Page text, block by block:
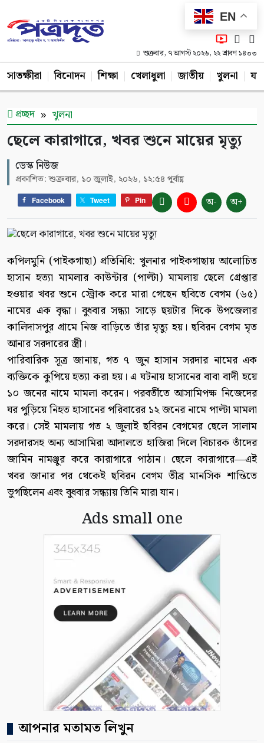
EN
শুক্রবার, ৭ আগস্ট ২০২৬, ২২ শ্রাবণ ১৪৩৩
সাতক্ষীরা বিনোদন শিক্ষা খেলাধুলা জাতীয় খুলনা
প্রচ্ছদ খুলনা
ছেলে কারাগারে, খবর শুনে মায়ের মৃত্যু
ডেস্ক নিউজ
প্রকাশিত: শুক্রবার, ১০ জুলাই, ২০২৬, ১২:৫৪ পূর্বাহ্ণ
Facebook Tweet Pin অ- অ+
কপিলমুনি (পাইকগাছা) প্রতিনিধি: খুলনার পাইকগাছায় আলোচিত
হাসান হত্যা মামলার কাউন্টার (পাল্টা) মামলায় ছেলে গ্রেপ্তার
হওয়ার খবর শুনে স্ট্রোক করে মারা গেছেন ছবিতে বেগম (৬৫)
নামের এক বৃদ্ধা। বুধবার সন্ধ্যা সাড়ে ছয়টার দিকে উপজেলার
কালিদাসপুর গ্রামে নিজ বাড়িতে তাঁর মৃত্যু হয়। ছবিরন বেগম মৃত
আনার সরদারের স্ত্রী।
পারিবারিক সূত্র জানায়, গত ৭ জুন হাসান সরদার নামের এক
ব্যক্তিকে কুপিয়ে হত্যা করা হয়। এ ঘটনায় হাসানের বাবা বাদী হয়ে
১০ জনের নামে মামলা করেন। পরবর্তীতে আসামিপক্ষ নিজেদের
ঘর পুড়িয়ে নিহত হাসানের পরিবারের ১২ জনের নামে পাল্টা মামলা
করে। সেই মামলায় গত ২ জুলাই ছবিরন বেগমের ছেলে সালাম
সরদারসহ অন্য আসামিরা আদালতে হাজিরা দিলে বিচারক তাঁদের
জামিন নামঞ্জুর করে কারাগারে পাঠান। ছেলে কারাগারে—এই
খবর জানার পর থেকেই ছবিরন বেগম তীব্র মানসিক শান্তিতে
ভুগছিলেন এবং বুধবার সন্ধ্যায় তিনি মারা যান।
Ads small one
আপনার মতামত লিখুন